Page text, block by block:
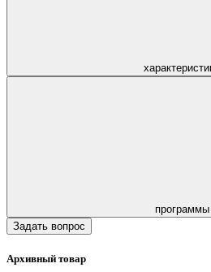
программы
Задать вопрос
Архивный товар